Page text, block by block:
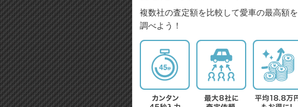
複数社の査定額を比較して愛車の最高額を
調べよう！